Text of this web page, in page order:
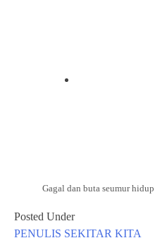
Gagal dan buta seumur hidup
Posted Under
PENULIS SEKITAR KITA